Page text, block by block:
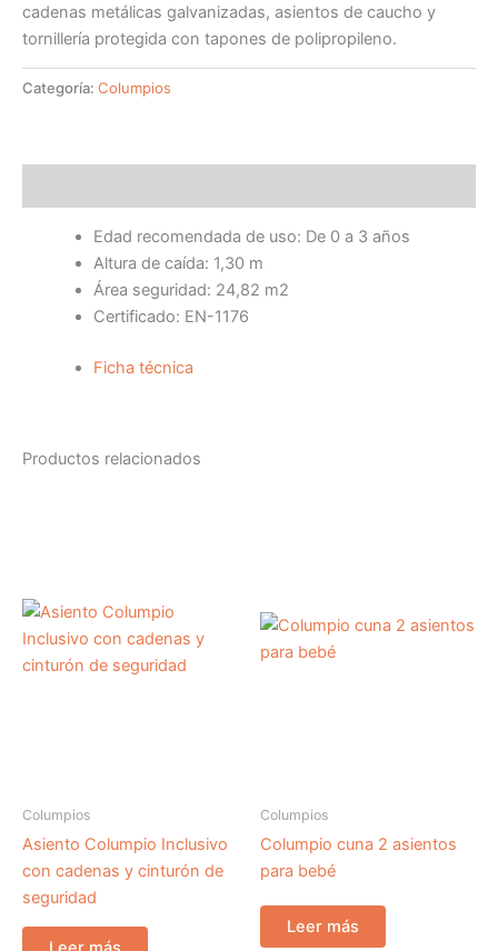
cadenas metálicas galvanizadas, asientos de caucho y
tornillería protegida con tapones de polipropileno.
Categoría: Columpios
Edad recomendada de uso: De 0 a 3 años
Altura de caída: 1,30 m
Área seguridad: 24,82 m2
Certificado: EN-1176
Ficha técnica
Productos relacionados
Columpios
Asiento Columpio Inclusivo
con cadenas y cinturón de
seguridad
Columpios
Columpio cuna 2 asientos
para bebé
Leer más